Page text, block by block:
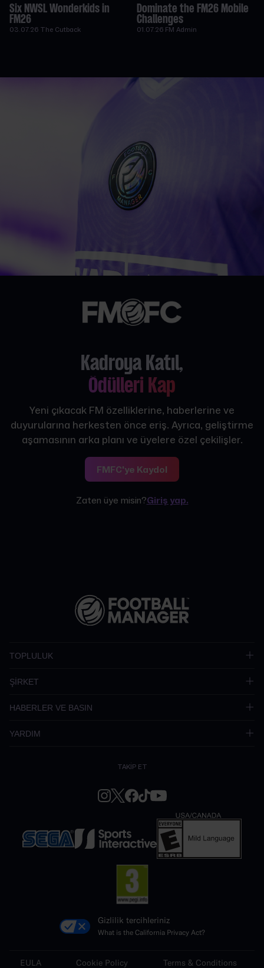
Six NWSL Wonderkids in
FM26
03.07.26 The Cutback
Dominate the FM26 Mobile
Challenges
01.07.26 FM Admin
Kadroya Katıl,
Ödülleri Kap
Yeni çıkacak FM özelliklerine, haberlerine ve
duyurularına herkesten önce eriş. Ayrıca, geliştirme
aşamasının arka planı ve üyelere özel çekilişler.
FMFC'ye Kaydol
Zaten üye misin?Giriş yap.
TOPLULUK
ŞİRKET
HABERLER VE BASIN
YARDIM
TAKİP ET
Gizlilik tercihleriniz
What is the California Privacy Act?
EULA Cookie Policy Terms & Conditions